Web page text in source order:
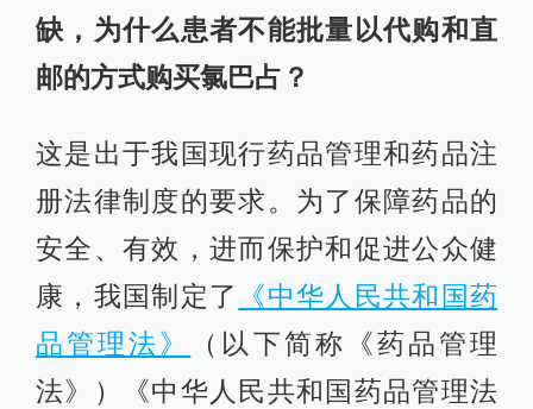
缺，为什么患者不能批量以代购和直
邮的方式购买氯巴占？
这是出于我国现行药品管理和药品注
册法律制度的要求。为了保障药品的
安全、有效，进而保护和促进公众健
康，我国制定了
《中华人民共和国药
品管理法》
（以下简称《药品管理
法》）《中华人民共和国药品管理法